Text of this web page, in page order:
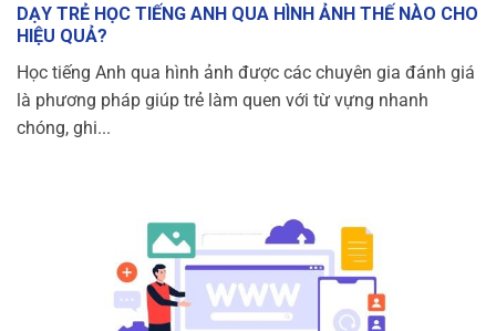
DẠY TRẺ HỌC TIẾNG ANH QUA HÌNH ẢNH THẾ NÀO CHO
HIỆU QUẢ?
Học tiếng Anh qua hình ảnh được các chuyên gia đánh giá
là phương pháp giúp trẻ làm quen với từ vựng nhanh
chóng, ghi...